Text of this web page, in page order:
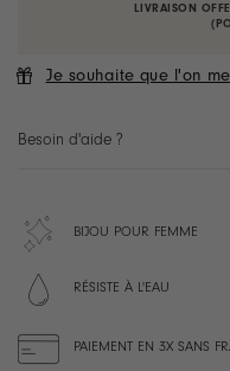
LIVRAISON
Je souhaite que l'on
Besoin d'aide ?
BIJOU POUR FEMME
RÉSISTE À L'EAU
PAIEMENT EN 3X SANS